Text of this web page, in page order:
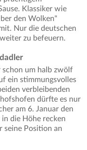
Klassiker wie
den Wolken"
Nur die deutschen
zu befeuern.
schon um halb zwölf
ein stimmungsvolles
verbleibenden
dürfte es nur
am 6. Januar den
die Höhe recken
seine Position an